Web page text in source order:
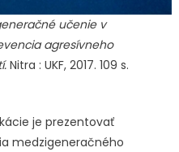
učenie v
agresívneho
Nitra : UKF, 2017. 109 s.
je prezentovať
medzigeneračného